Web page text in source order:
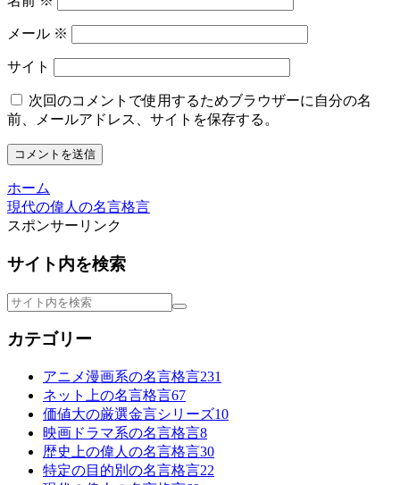
メール ※
サイト
次回のコメントで使用するためブラウザーに自分の名
前、メールアドレス、サイトを保存する。
ホーム
現代の偉人の名言格言
スポンサーリンク
サイト内を検索
カテゴリー
アニメ漫画系の名言格言231
ネット上の名言格言67
価値大の厳選金言シリーズ10
映画ドラマ系の名言格言8
歴史上の偉人の名言格言30
特定の目的別の名言格言22